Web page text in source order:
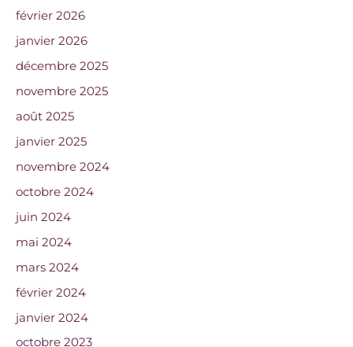
février 2026
janvier 2026
décembre 2025
novembre 2025
août 2025
janvier 2025
novembre 2024
octobre 2024
juin 2024
mai 2024
mars 2024
février 2024
janvier 2024
octobre 2023